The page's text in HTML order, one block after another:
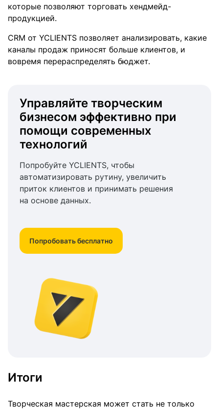
которые позволяют торговать хендмейд-
продукцией.
CRM от YCLIENTS позволяет анализировать, какие
каналы продаж приносят больше клиентов, и
вовремя перераспределять бюджет.
Управляйте творческим
бизнесом эффективно при
помощи современных
технологий
Попробуйте YCLIENTS, чтобы
автоматизировать рутину, увеличить
приток клиентов и принимать решения
на основе данных.
Попробовать бесплатно
Итоги
Творческая мастерская может стать не только